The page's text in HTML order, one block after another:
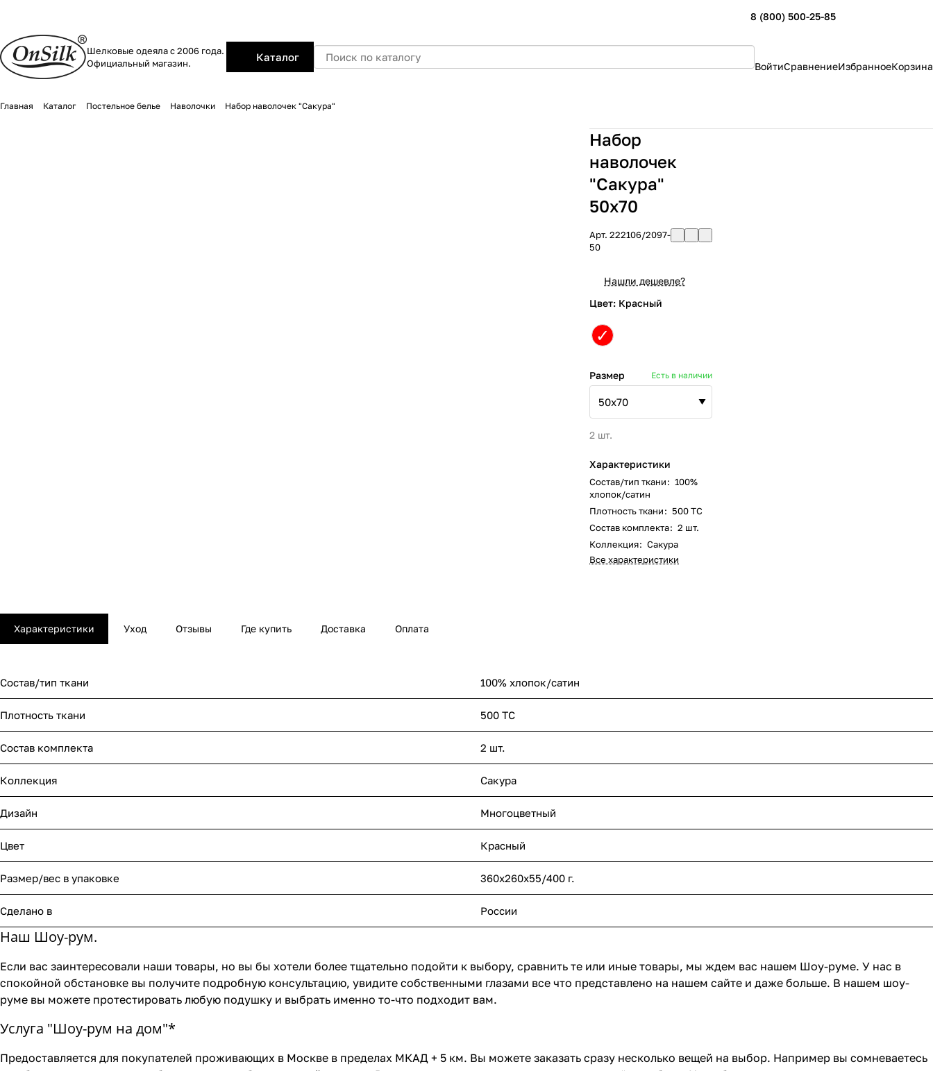
8 (800) 500-25-85
Шелковые одеяла с 2006 года.
Официальный магазин.
Каталог
ВойтиСравнениеИзбранноеКорзина
Главная Каталог Постельное белье Наволочки Набор наволочек "Сакура"
Набор
наволочек
"Сакура"
50х70
Арт. 222106/2097-
50
Нашли дешевле?
Цвет: Красный
✓
Размер Есть в наличии
2 шт.
Характеристики
Состав/тип ткани: 100%
хлопок/сатин
Плотность ткани: 500 ТС
Состав комплекта: 2 шт.
Коллекция: Сакура
Все характеристики
Характеристики Уход Отзывы Где купить Доставка Оплата
Состав/тип ткани 100% хлопок/сатин
Плотность ткани 500 ТС
Состав комплекта 2 шт.
Коллекция Сакура
Дизайн Многоцветный
Цвет Красный
Размер/вес в упаковке 360х260х55/400 г.
Сделано в России
Наш Шоу-рум.
Если вас заинтересовали наши товары, но вы бы хотели более тщательно подойти к выбору, сравнить те или иные товары, мы ждем вас нашем Шоу-руме. У нас в
спокойной обстановке вы получите подробную консультацию, увидите собственными глазами все что представлено на нашем сайте и даже больше. В нашем шоу-
руме вы можете протестировать любую подушку и выбрать именно то-что подходит вам.
Услуга "Шоу-рум на дом"*
Предоставляется для покупателей проживающих в Москве в пределах МКАД + 5 км. Вы можете заказать сразу несколько вещей на выбор. Например вы сомневаетесь